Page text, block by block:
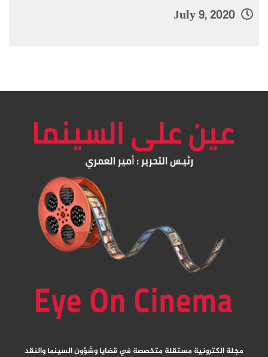
مجلة الكترونية مستقلة متخصصة في قضايا وشؤون السينما والنقد